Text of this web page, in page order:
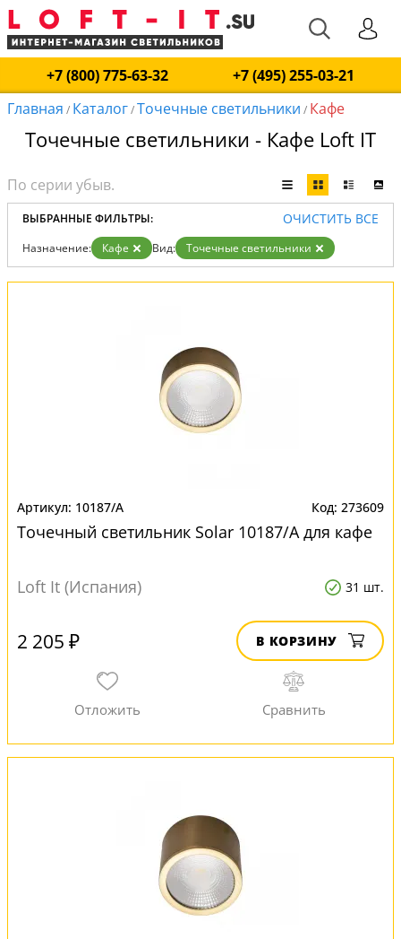
+7 (800) 775-63-32
+7 (495) 255-03-21
Главная / Каталог/Точечные светильники / Кафе
Точечные светильники - Кафе Loft IT
ВЫБРАННЫЕ ФИЛЬТРЫ: ОЧИСТИТЬ ВСЕ
Назначение: Кафе Вид: Точечные светильники
10187/A 273609
Точечный светильник Solar 10187/A для кафе
Loft It (Испания) 31 шт.
2 205 ₽ В КОРЗИНУ